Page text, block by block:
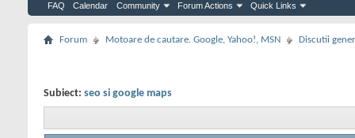
FAQ Calendar Community Forum Actions Quick Links
Forum Motoare de cautare. Google, Yahoo!, MSN Discutii
Subiect: seo si google maps